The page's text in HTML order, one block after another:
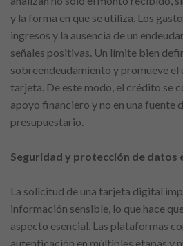
y la forma en que se utiliza. Los
ingresos y la ausencia de un
señales positivas. Un límite bien
sobreendeudamiento y promueve el
tarjeta. De este modo, el crédito se
apoyo financiero y no en una fuente
presupuestario.
Seguridad y protección de datos
La solicitud de una tarjeta digital
información sensible, lo que hace
aspecto esencial. Las plataformas
autenticación en múltiples etapas y